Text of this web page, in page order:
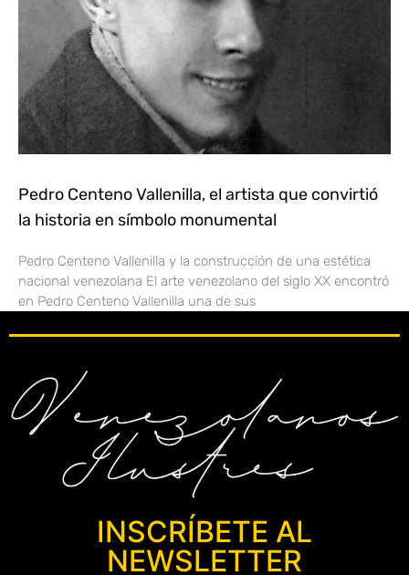
Pedro Centeno Vallenilla, el artista que convirtió
la historia en símbolo monumental
Pedro Centeno Vallenilla y la construcción de una estética
nacional venezolana El arte venezolano del siglo XX encontró
en Pedro Centeno Vallenilla una de sus
INSCRÍBETE AL
NEWSLETTER